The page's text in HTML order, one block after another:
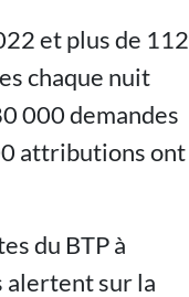
et plus de 112
chaque nuit
000 demandes
attributions ont
du BTP à
alertent sur la